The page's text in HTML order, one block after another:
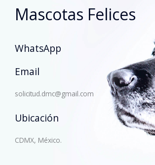
Mascotas Felices
WhatsApp
Email
solicitud.dmc@gmail.com
Ubicación
CDMX, México.